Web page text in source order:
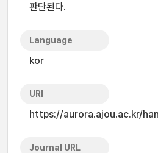
판단된다.
Language
kor
URI
https://aurora.ajou.ac.kr/
Journal URL